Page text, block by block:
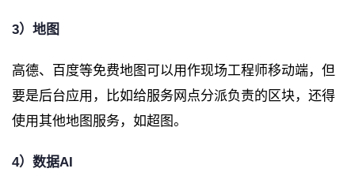
3）地图
高德、百度等免费地图可以用作现场工程师移动端，但
要是后台应用，比如给服务网点分派负责的区块，还得
使用其他地图服务，如超图。
4）数据AI